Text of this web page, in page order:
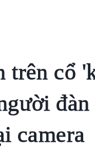
trên cổ
camera